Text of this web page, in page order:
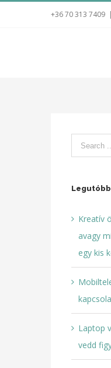
+36 70 313 7409 |
Kreatív
avagy
egy kis
Laptop
vedd